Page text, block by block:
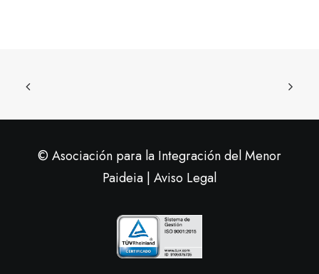
© Asociación para la Integración del Menor
Paideia | Aviso Legal